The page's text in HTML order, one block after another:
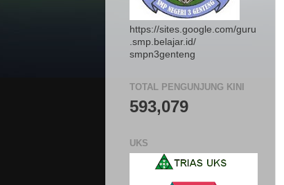
https://sites.google.com/guru
.smp.belajar.id/
smpn3genteng
TOTAL PENGUNJUNG KINI
593,079
UKS